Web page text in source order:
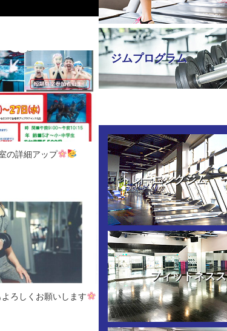
の詳細アップ
ろしくお願いします
ジムプログラム
トレーニングジム
フィットネス